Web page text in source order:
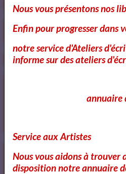
Artquid
Nous vous présentons nos
Enfin pour progresser dans
notre service d'Ateliers
informe sur des ateliers
annuaire
Service aux Artistes
Nous vous aidons à trouver
disposition notre annuaire